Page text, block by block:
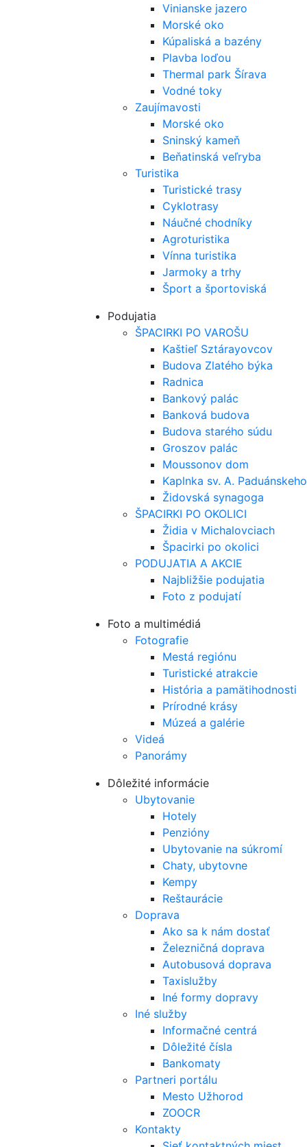
Vinianske jazero
Morské oko
Kúpaliská a bazény
Plavba loďou
Thermal park Šírava
Vodné toky
Zaujímavosti
Morské oko
Sninský kameň
Beňatinská veľryba
Turistika
Turistické trasy
Cyklotrasy
Náučné chodníky
Agroturistika
Vínna turistika
Jarmoky a trhy
Šport a športoviská
Podujatia
ŠPACIRKI PO VAROŠU
Kaštieľ Sztárayovcov
Budova Zlatého býka
Radnica
Bankový palác
Banková budova
Budova starého súdu
Groszov palác
Moussonov dom
Kaplnka sv. A. Paduánskeho
Židovská synagoga
ŠPACIRKI PO OKOLICI
Židia v Michalovciach
Špacirki po okolici
PODUJATIA A AKCIE
Najbližšie podujatia
Foto z podujatí
Foto a multimédiá
Fotografie
Mestá regiónu
Turistické atrakcie
História a pamätihodnosti
Prírodné krásy
Múzeá a galérie
Videá
Panorámy
Dôležité informácie
Ubytovanie
Hotely
Penzióny
Ubytovanie na súkromí
Chaty, ubytovne
Kempy
Reštaurácie
Doprava
Ako sa k nám dostať
Železničná doprava
Autobusová doprava
Taxislužby
Iné formy dopravy
Iné služby
Informačné centrá
Dôležité čísla
Bankomaty
Partneri portálu
Mesto Užhorod
ZOOCR
Kontakty